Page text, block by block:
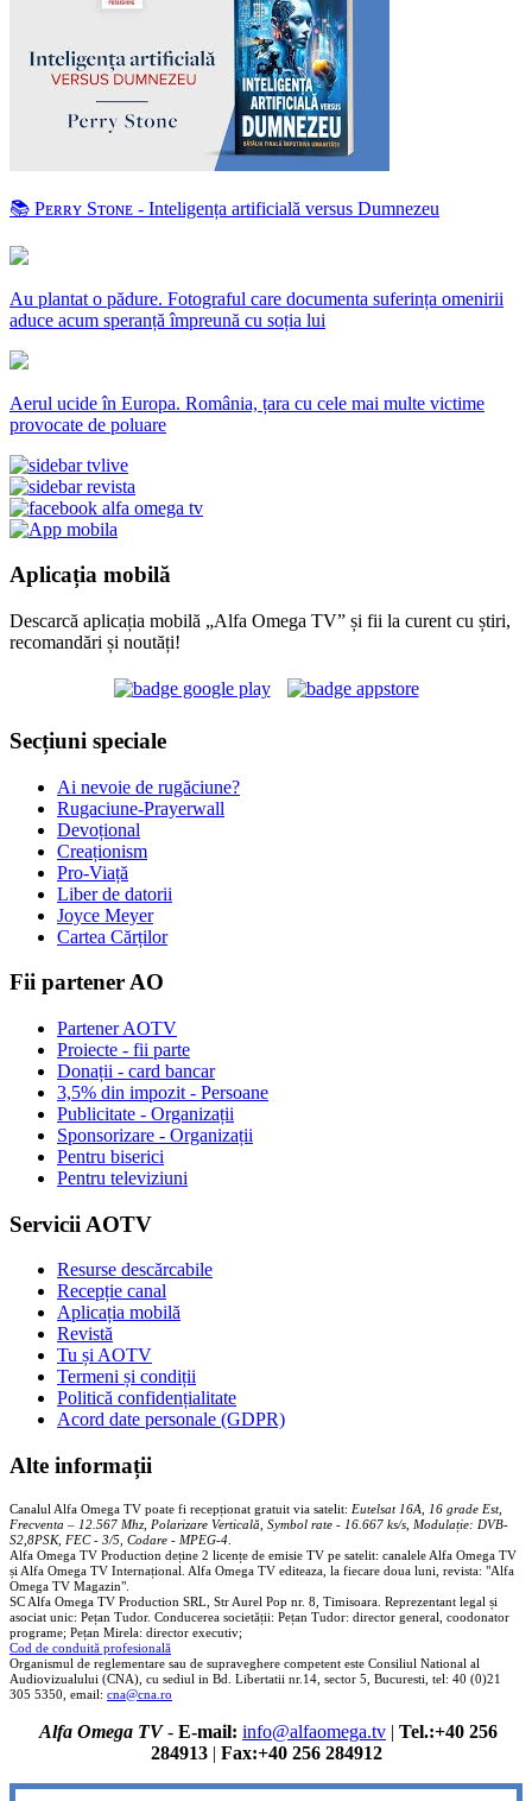
📚 Pᴇʀʀʏ Sᴛᴏɴᴇ - Inteligența artificială versus Dumnezeu
Au plantat o pădure. Fotograful care documenta suferința omenirii
aduce acum speranță împreună cu soția lui
Aerul ucide în Europa. România, țara cu cele mai multe victime
provocate de poluare
Aplicația mobilă
Descarcă aplicația mobilă „Alfa Omega TV” și fii la curent cu știri,
recomandări și noutăți!
Secțiuni speciale
Ai nevoie de rugăciune?
Rugaciune-Prayerwall
Devoțional
Creaționism
Pro-Viață
Liber de datorii
Joyce Meyer
Cartea Cărților
Fii partener AO
Partener AOTV
Proiecte - fii parte
Donații - card bancar
3,5% din impozit - Persoane
Publicitate - Organizații
Sponsorizare - Organizații
Pentru biserici
Pentru televiziuni
Servicii AOTV
Resurse descărcabile
Recepție canal
Aplicația mobilă
Revistă
Tu și AOTV
Termeni și condiții
Politică confidențialitate
Acord date personale (GDPR)
Alte informații
Canalul Alfa Omega TV poate fi recepționat gratuit via satelit: Eutelsat 16A, 16 grade Est,
Frecventa – 12.567 Mhz, Polarizare Verticală, Symbol rate - 16.667 ks/s, Modulație: DVB-
S2,8PSK, FEC - 3/5, Codare - MPEG-4
Alfa Omega TV Production deține 2 licențe de emisie TV pe satelit: canalele Alfa Omega TV
și Alfa Omega TV Internațional. Alfa Omega TV editeaza, la fiecare doua luni, revista: "Alfa
Omega TV Magazin".
SC Alfa Omega TV Production SRL, Str Aurel Pop nr. 8, Timisoara. Reprezentant legal și
asociat unic: Pețan Tudor. Conducerea societății: Pețan Tudor: director general, coodonator
programe; Pețan Mirela: director executiv;
Cod de conduită profesională
Organismul de reglementare sau de supraveghere competent este Consiliul National al
Audiovizualului (CNA), cu sediul in Bd. Libertatii nr.14, sector 5, Bucuresti, tel: 40 (0)21
305 5350, email: cna@cna.ro
Alfa Omega TV- E-mail: info@alfaomega.tv | Tel.:+40 256
284913| Fax:+40 256 284912